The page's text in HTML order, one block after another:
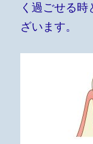
く過ごせる
ざいます。